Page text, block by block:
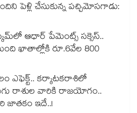
పెళ్లి చేసుకున్న పచ్చిమోసగాడు:
ఆధార్ పేమెంట్స్ సక్సెస్..
ఖాతాల్లోకి రూ.6వేల 800
ఎఫెక్ట్.. కర్కాటకరాశిలో
రాశుల వారికి రాజయోగం..
జాతకం ఇదే..!